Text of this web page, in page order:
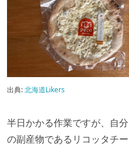
出典:北海道Likers
半日かかる作業ですが、自
の副産物であるリコッタチ